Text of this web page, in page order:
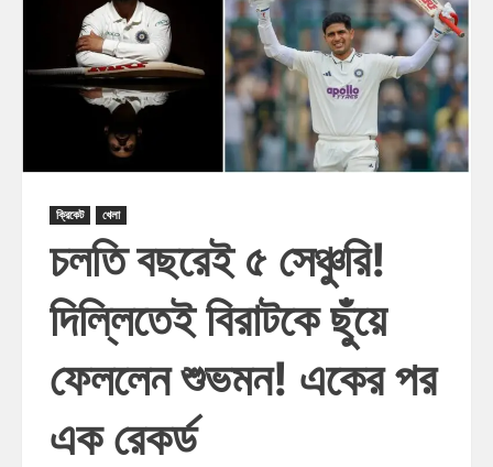
ক্রিকেট খেলা
চলতি বছরেই ৫ সেঞ্চুরি!
দিল্লিতেই বিরাটকে ছুঁয়ে
ফেললেন শুভমন! একের পর
এক রেকর্ড